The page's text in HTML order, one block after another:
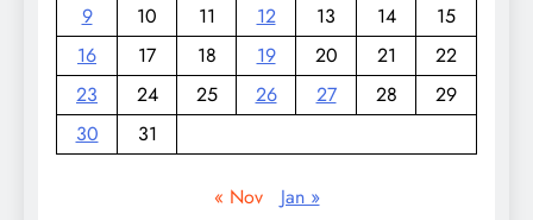
9
10 11 12 13 14
15
16
17 18 19 20 21
22
23
24 25 26 27 28
29
30
31
« Nov Jan »